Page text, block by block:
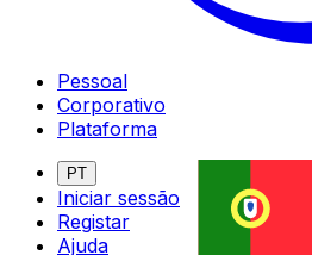
Pessoal
Corporativo
Plataforma
PT
Iniciar sessão
Registar
Ajuda